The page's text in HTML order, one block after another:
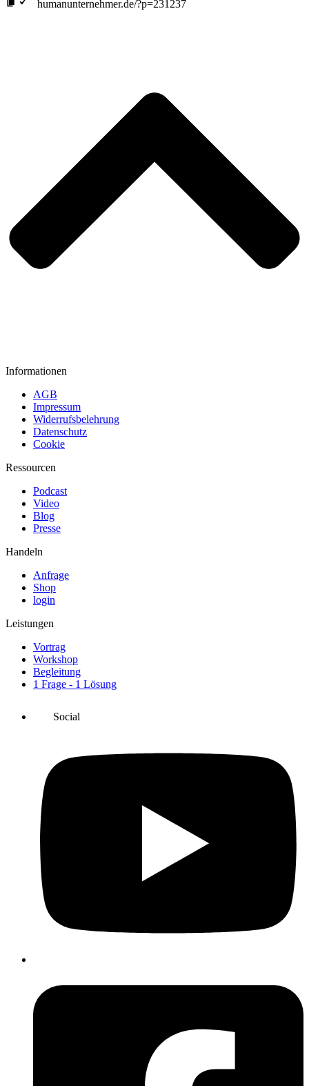
humanunternehmer.de/?p=231237
Informationen
AGB
Impressum
Widerrufsbelehrung
Datenschutz
Cookie
Ressourcen
Podcast
Video
Blog
Presse
Handeln
Anfrage
Shop
login
Leistungen
Vortrag
Workshop
Begleitung
1 Frage - 1 Lösung
Social